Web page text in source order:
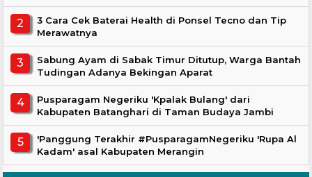
3 Cara Cek Baterai Health di Ponsel Tecno dan Tip
Merawatnya
Sabung Ayam di Sabak Timur Ditutup, Warga Bantah
Tudingan Adanya Bekingan Aparat
Pusparagam Negeriku 'Kpalak Bulang' dari
Kabupaten Batanghari di Taman Budaya Jambi
'Panggung Terakhir #PusparagamNegeriku 'Rupa Al
Kadam' asal Kabupaten Merangin